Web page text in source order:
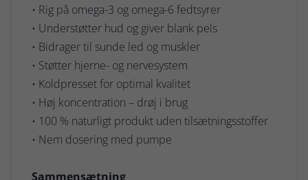
• Rig på omega-3 og omega-6 fedtsyrer
• Understøtter hud og giver blank pels
• Bidrager til sunde led og muskler
• Støtter hjerne- og nervesystem
• Koldpresset for optimal kvalitet
• Høj koncentration – drøj i brug
• 100 % naturligt produkt uden tilsætningsstoffer
• Nem dosering med pumpe
Sammensætning